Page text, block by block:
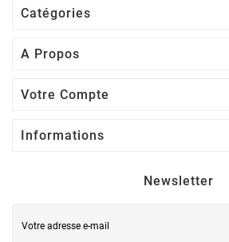
Catégories
A Propos
Votre Compte
Informations
Newsletter